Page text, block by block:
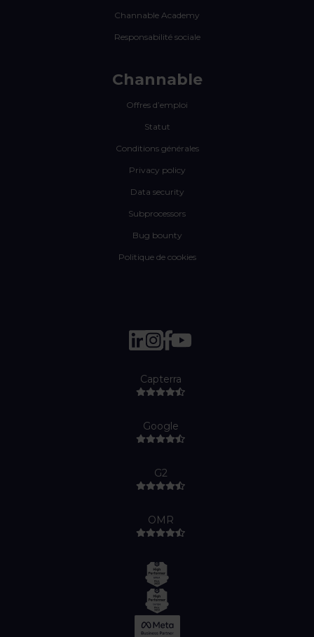
Channable Academy
Responsabilité sociale
Channable
Offres d’emploi
Statut
Conditions générales
Privacy policy
Data security
Subprocessors
Bug bounty
Politique de cookies
Capterra
Google
G2
OMR